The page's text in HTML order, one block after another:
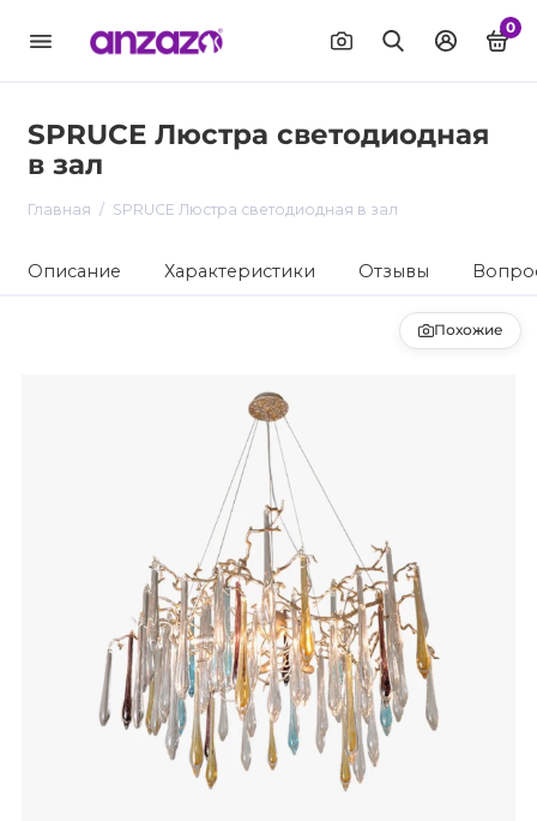
0
SPRUCE Люстра светодиодная
в зал
Главная SPRUCE Люстра светодиодная в зал
Описание Характеристики Отзывы
Похожие